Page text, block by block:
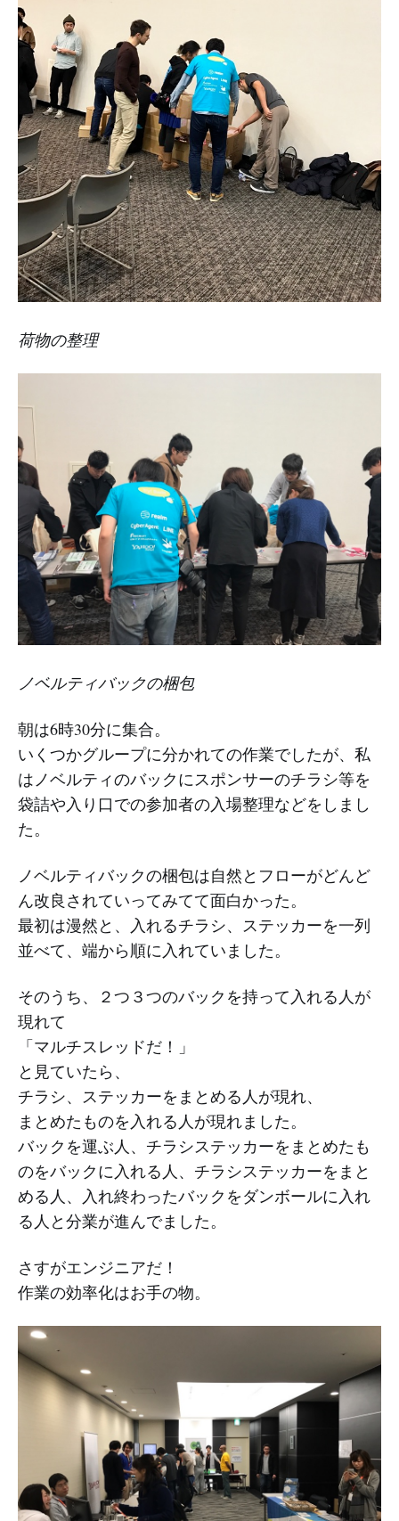
荷物の整理
ノベルティバックの梱包
朝は6時30分に集合。
いくつかグループに分かれての作業でしたが、私
はノベルティのバックにスポンサーのチラシ等を
袋詰や入り口での参加者の入場整理などをしまし
た。
ノベルティバックの梱包は自然とフローがどんど
ん改良されていってみてて面白かった。
最初は漫然と、入れるチラシ、ステッカーを一列
並べて、端から順に入れていました。
そのうち、２つ３つのバックを持って入れる人が
現れて
「マルチスレッドだ！」
と見ていたら、
チラシ、ステッカーをまとめる人が現れ、
まとめたものを入れる人が現れました。
バックを運ぶ人、チラシステッカーをまとめたも
のをバックに入れる人、チラシステッカーをまと
める人、入れ終わったバックをダンボールに入れ
る人と分業が進んでました。
さすがエンジニアだ！
作業の効率化はお手の物。